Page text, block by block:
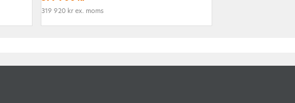
319 920 kr ex. moms